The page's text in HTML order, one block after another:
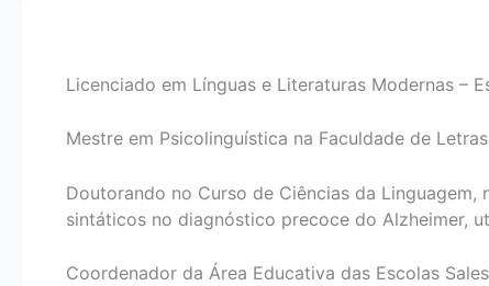
Licenciado em Línguas e Literaturas Modernas –
Mestre em Psicolinguística na Faculdade de
Doutorando no Curso de Ciências da
sintáticos no diagnóstico precoce do Alzheimer,
Coordenador da Área Educativa das Escolas